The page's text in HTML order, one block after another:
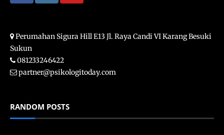
Perumahan Sigura Hill E13 Jl. Raya Candi VI Karang Besuki
Sukun
081233246422
partner@psikologitoday.com
RANDOM POSTS